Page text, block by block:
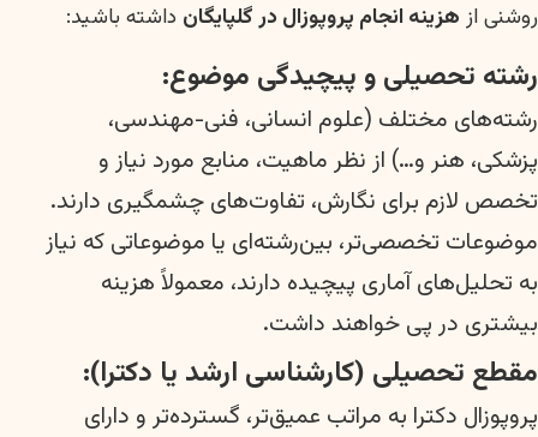
روشنی از هزینه انجام پروپوزال در گلپایگان داشته باشید:
رشته تحصیلی و پیچیدگی موضوع:
رشته‌های مختلف (علوم انسانی، فنی-مهندسی،
پزشکی، هنر و…) از نظر ماهیت، منابع مورد نیاز و
تخصص لازم برای نگارش، تفاوت‌های چشمگیری دارند.
موضوعات تخصصی‌تر، بین‌رشته‌ای یا موضوعاتی که نیاز
به تحلیل‌های آماری پیچیده دارند، معمولاً هزینه
بیشتری در پی خواهند داشت.
مقطع تحصیلی (کارشناسی ارشد یا دکترا):
پروپوزال دکترا به مراتب عمیق‌تر، گسترده‌تر و دارای